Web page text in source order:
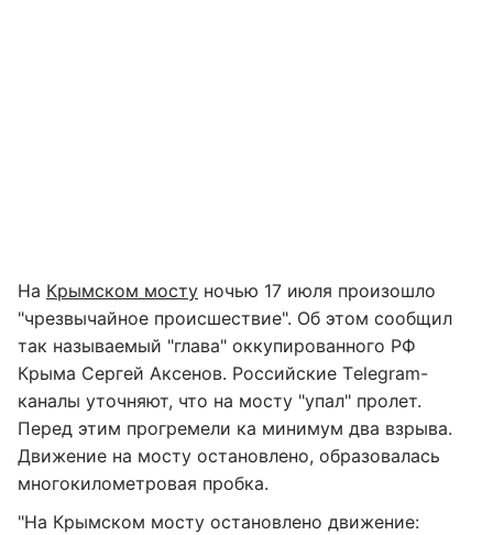
На Крымском мосту ночью 17 июля произошло
"чрезвычайное происшествие". Об этом сообщил
так называемый "глава" оккупированного РФ
Крыма Сергей Аксенов. Российские Тelegram-
каналы уточняют, что на мосту "упал" пролет.
Перед этим прогремели ка минимум два взрыва.
Движение на мосту остановлено, образовалась
многокилометровая пробка.
"На Крымском мосту остановлено движение: